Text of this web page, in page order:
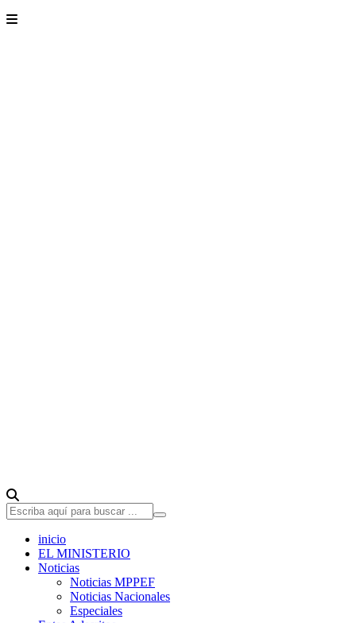
inicio
EL MINISTERIO
Noticias
Noticias MPPEF
Noticias Nacionales
Especiales